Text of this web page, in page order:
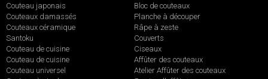
Couteau japonais
Couteaux damassés
Couteaux céramique
Santoku
Couteau de cuisine
Couteau de cuisine
Couteau universel
Bloc de couteaux
Planche à découper
Râpe à zeste
Couverts
Ciseaux
Affûter des couteaux
Atelier Affûter des couteaux